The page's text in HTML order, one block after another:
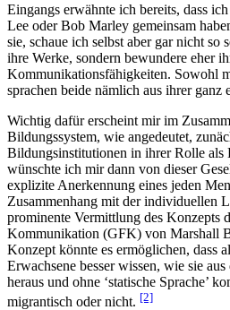
Eingangs erwähnte ich bereits, dass
Lee oder Bob Marley gemeinsam
sie, schaue ich selbst aber gar nicht so
ihre Werke, sondern bewundere eher
Kommunikationsfähigkeiten. Sowohl
sprachen beide nämlich aus ihrer
Wichtig dafür erscheint mir im
Bildungssystem, wie angedeutet,
Bildungsinstitutionen in ihrer Rolle als
wünschte ich mir dann von dieser
explizite Anerkennung eines jeden
Zusammenhang mit der individuellen
prominente Vermittlung des Konzepts
Kommunikation (GFK) von Marshall
Konzept könnte es ermöglichen, dass
Erwachsene besser wissen, wie sie
heraus und ohne ‘statische Sprache’
migrantisch oder nicht. [2]